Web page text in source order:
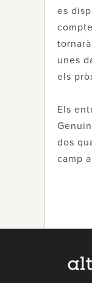
es
unes
els
Els
dos
camp